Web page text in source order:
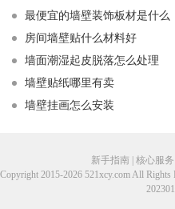
最便宜的墙壁装饰板材是什么
房间墙壁贴什么材料好
墙面潮湿起皮脱落怎么处理
墙壁贴纸哪里有卖
墙壁挂画怎么安装
新手指南 | 核心服务
Copyright 2015-2026 521xcy.com All